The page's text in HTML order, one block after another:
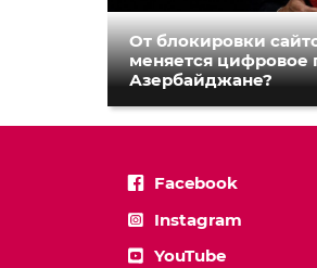
От блокировки
меняется цифровое
Азербайджане?
Facebook
Instagram
YouTube